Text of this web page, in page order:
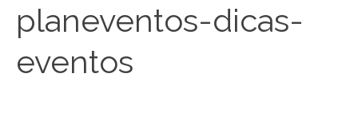
planeventos-dicas-
eventos